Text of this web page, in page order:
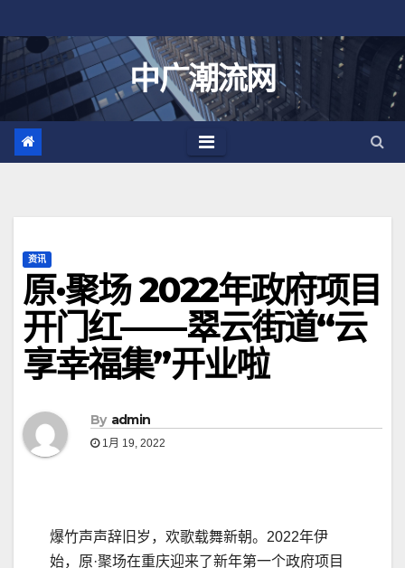
至
中广潮流网
资讯
原·聚场 2022年政府项目
开门红——翠云街道“云
享幸福集”开业啦
By admin
1月 19, 2022
爆竹声声辞旧岁，欢歌载舞新朝。2022年伊
始，原·聚场在重庆迎来了新年第一个政府项目